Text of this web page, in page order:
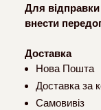
Для
внести
Доставка
Нова Пошта
Доставка за
Самовивіз